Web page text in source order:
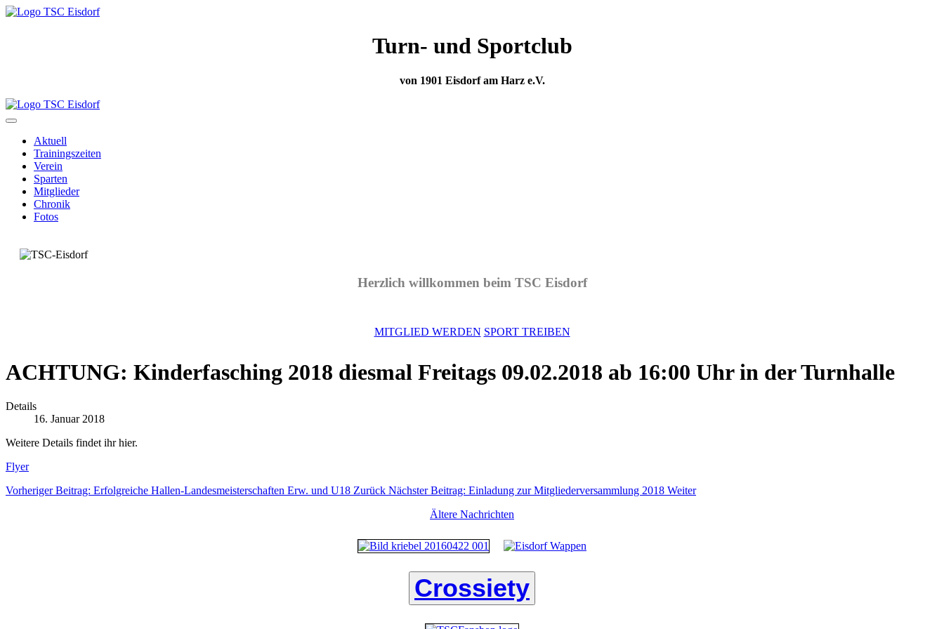
Turn- und Sportclub
von 1901 Eisdorf am Harz e.V.
Aktuell
Trainingszeiten
Verein
Sparten
Mitglieder
Chronik
Fotos
Herzlich willkommen beim TSC Eisdorf
MITGLIED WERDEN SPORT TREIBEN
ACHTUNG: Kinderfasching 2018 diesmal Freitags 09.02.2018 ab 16:00 Uhr in der Turnhalle
Details
16. Januar 2018
Weitere Details findet ihr hier.
Flyer
Vorheriger Beitrag: Erfolgreiche Hallen-Landesmeisterschaften Erw. und U18 Zurück Nächster Beitrag: Einladung zur Mitgliederversammlung 2018 Weiter
Ältere Nachrichten
Crossiety